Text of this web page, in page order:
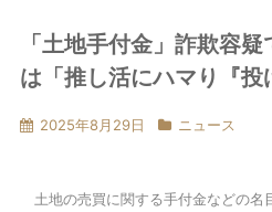
「土地手付金」詐欺容
は「推し活にハマり『投
2025年8月29日 ニュース
土地の売買に関する手付金などの名